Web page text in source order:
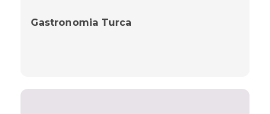
Gastronomia Turca